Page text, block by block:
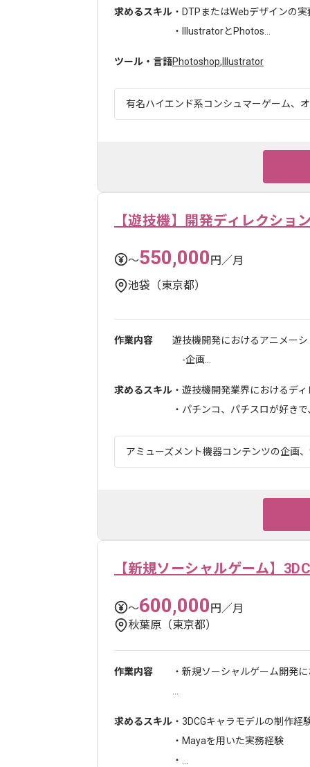
求めるスキル ・DTPまたはWebデザインの
・IllustratorとPhotos...
ツール・言語Photoshop, Illustrator
有名ハイエンド系コンシュマーゲーム、
【遊技機】開発ディレクショ
〜550,000円／月
池袋（東京都）
作業内容
遊技機開発におけるアニメー
-企画...
求めるスキル ・遊技機開発業界におけるデ
・パチンコ、パチスロが好きで
アミューズメント機器コンテンツの企画
【新規ソーシャルゲーム】
〜600,000円／月
秋葉原（東京都）
作業内容
・新規ソーシャルゲーム開発
求めるスキル ・3DCGキャラモデルの制作経
・Mayaを用いた実務経験
・...